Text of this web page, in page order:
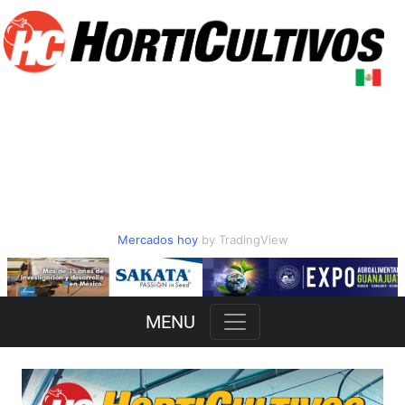
Mercados hoyby TradingView
Slide 2 of 3
MENU